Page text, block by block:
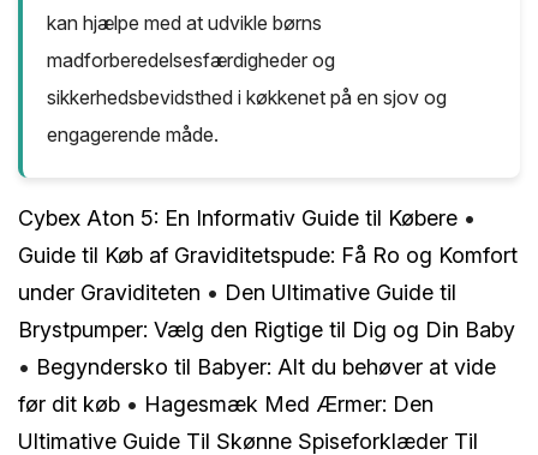
kan hjælpe med at udvikle børns
madforberedelsesfærdigheder og
sikkerhedsbevidsthed i køkkenet på en sjov og
engagerende måde.
Cybex Aton 5: En Informativ Guide til Købere •
Guide til Køb af Graviditetspude: Få Ro og Komfort
under Graviditeten • Den Ultimative Guide til
Brystpumper: Vælg den Rigtige til Dig og Din Baby
• Begyndersko til Babyer: Alt du behøver at vide
før dit køb • Hagesmæk Med Ærmer: Den
Ultimative Guide Til Skønne Spiseforklæder Til